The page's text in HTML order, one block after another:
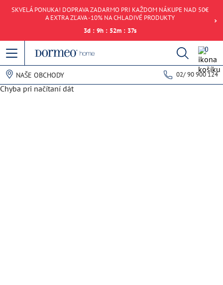
SKVELÁ PONUKA! DOPRAVA ZADARMO PRI KAŽDOM NÁKUPE NAD 50€
A EXTRA ZĽAVA -10% NA CHLADIVÉ PRODUKTY
3d : 9h : 52m : 37s
0
NAŠE OBCHODY 02/ 90 900 124
Chyba pri načítaní dát